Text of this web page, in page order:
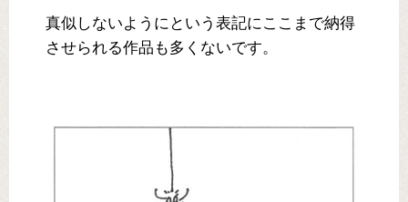
真似しないようにという表記にここまで納得
させられる作品も多くないです。